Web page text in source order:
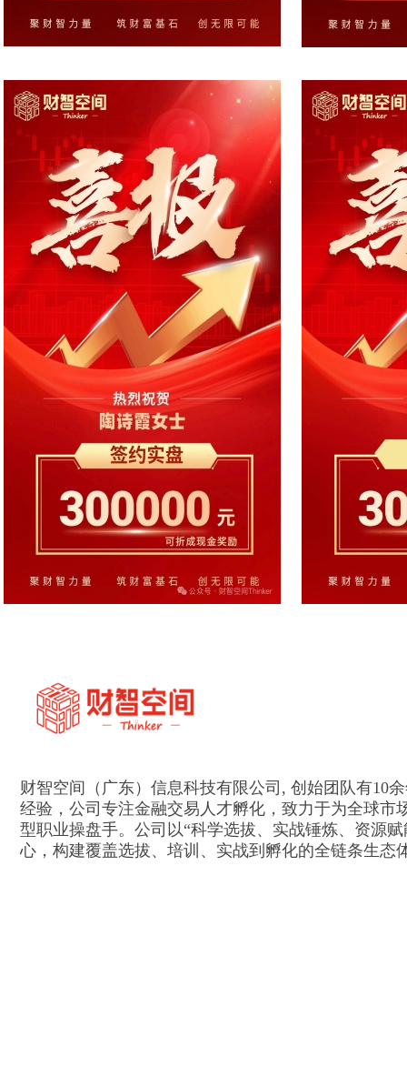
财智空间（广东）信息科技有限公司, 创始团队有10
经验，公司专注金融交易人才孵化，致力于为全球市
型职业操盘手。公司以“科学选拔、实战锤炼、资源赋
心，构建覆盖选拔、培训、实战到孵化的全链条生态